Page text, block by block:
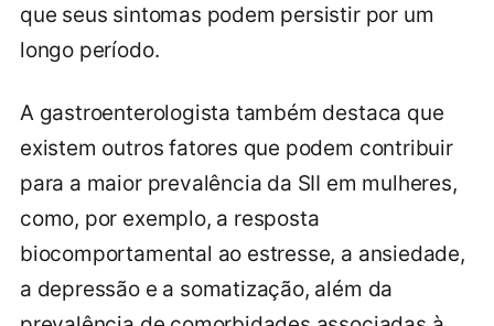
que seus sintomas podem persistir por um
longo período.
A gastroenterologista também destaca que
existem outros fatores que podem contribuir
para a maior prevalência da SII em mulheres,
como, por exemplo, a resposta
biocomportamental ao estresse, a ansiedade,
a depressão e a somatização, além da